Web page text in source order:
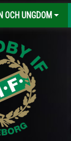
OCH UNGDOM